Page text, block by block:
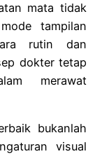
mata tidak
tampilan
rutin dan
dokter tetap
merawat
bukanlah
visual